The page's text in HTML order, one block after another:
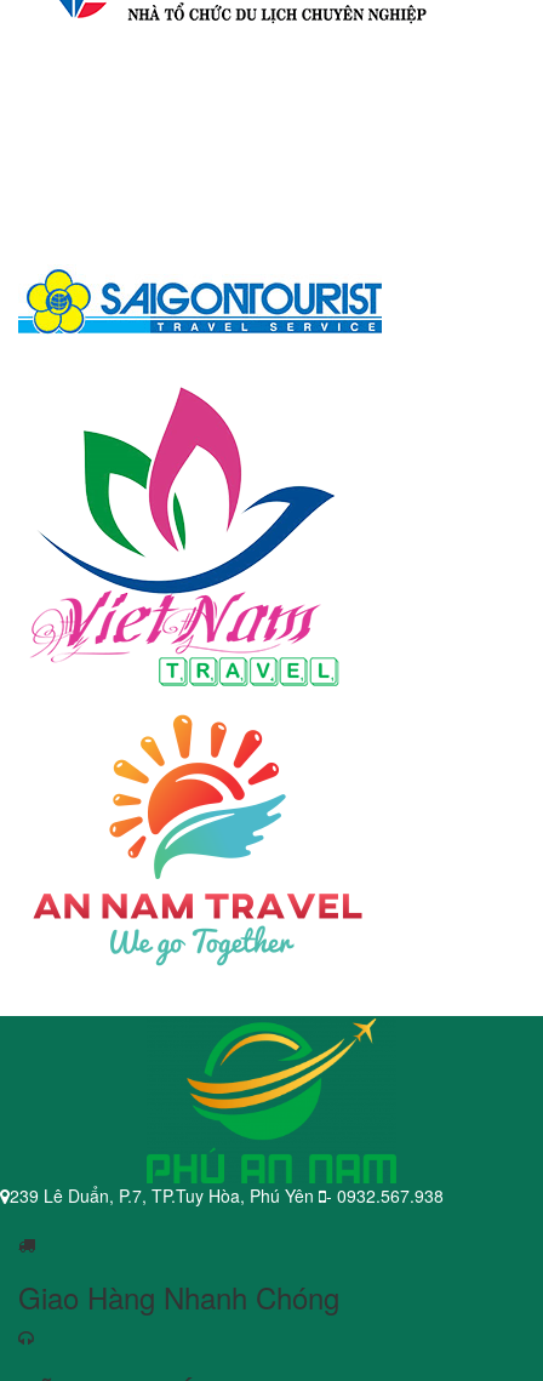
239 Lê Duẩn, P.7, TP.Tuy Hòa, Phú Yên - 0932.567.938
Giao Hàng Nhanh Chóng